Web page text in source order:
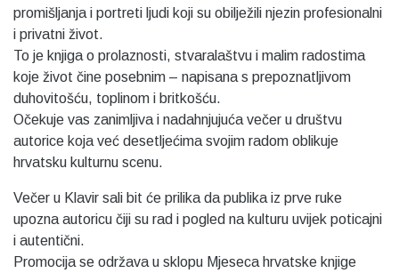
promišljanja i portreti ljudi koji su obilježili njezin profesionalni
i privatni život.
To je knjiga o prolaznosti, stvaralaštvu i malim radostima
koje život čine posebnim – napisana s prepoznatljivom
duhovitošću, toplinom i britkošću.
Očekuje vas zanimljiva i nadahnjujuća večer u društvu
autorice koja već desetljećima svojim radom oblikuje
hrvatsku kulturnu scenu.
Večer u Klavir sali bit će prilika da publika iz prve ruke
upozna autoricu čiji su rad i pogled na kulturu uvijek poticajni
i autentični.
Promocija se održava u sklopu Mjeseca hrvatske knjige